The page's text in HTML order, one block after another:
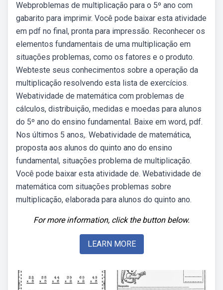
Webproblemas de multiplicação para o 5º ano com
gabarito para imprimir. Você pode baixar esta atividade
em pdf no final, pronta para impressão. Reconhecer os
elementos fundamentais de uma multiplicação em
situações problemas, como os fatores e o produto.
Webteste seus conhecimentos sobre a operação da
multiplicação resolvendo esta lista de exercícios.
Webatividade de matemática com problemas de
cálculos, distribuição, medidas e moedas para alunos
do 5º ano do ensino fundamental. Baixe em word, pdf.
Nos últimos 5 anos,. Webatividade de matemática,
proposta aos alunos do quinto ano do ensino
fundamental, situações problema de multiplicação.
Você pode baixar esta atividade de. Webatividade de
matemática com situações problemas sobre
multiplicação, elaborada para alunos do quinto ano.
For more information, click the button below.
LEARN MORE